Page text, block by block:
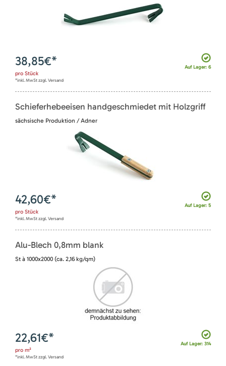
Auf Lager: 6
38,85€*
pro Stück
*inkl. MwSt zzgl. Versand
Schieferhebeeisen handgeschmiedet mit Holzgriff
sächsische Produktion / Adner
Auf Lager: 5
42,60€*
pro Stück
*inkl. MwSt zzgl. Versand
Alu-Blech 0,8mm blank
St à 1000x2000 (ca. 2,16 kg/qm)
Auf Lager: 314
22,61€*
pro m²
*inkl. MwSt zzgl. Versand